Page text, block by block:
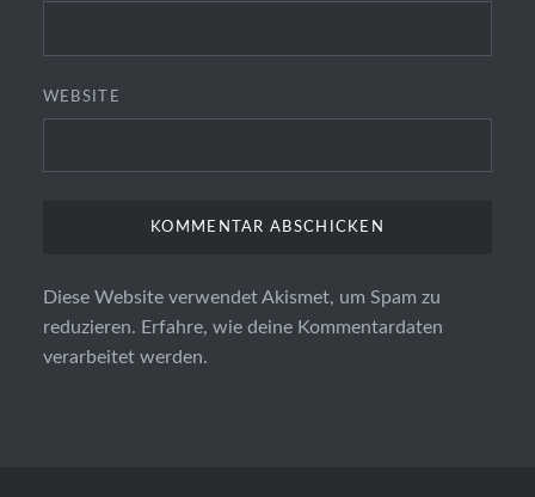
WEBSITE
Diese Website verwendet Akismet, um Spam zu
reduzieren. Erfahre, wie deine Kommentardaten
verarbeitet werden.